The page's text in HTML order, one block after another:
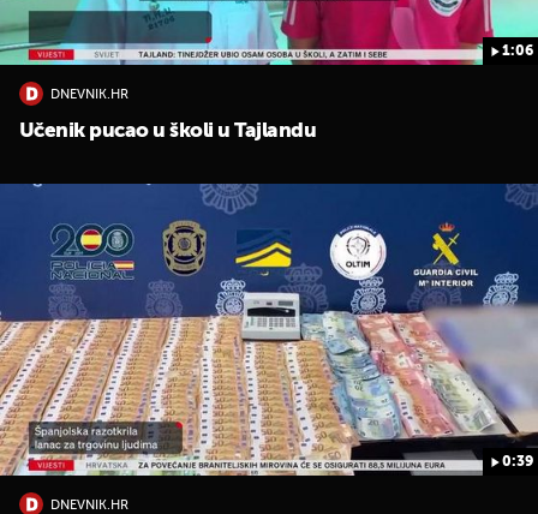
1:06
DNEVNIK.HR
Učenik pucao u školi u Tajlandu
0:39
DNEVNIK.HR